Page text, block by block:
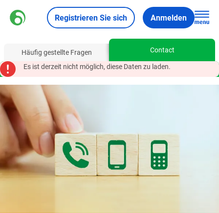
Registrieren Sie sich Anmelden
Häufig gestellte Fragen
Contact
Es ist derzeit nicht möglich, diese Daten zu laden.